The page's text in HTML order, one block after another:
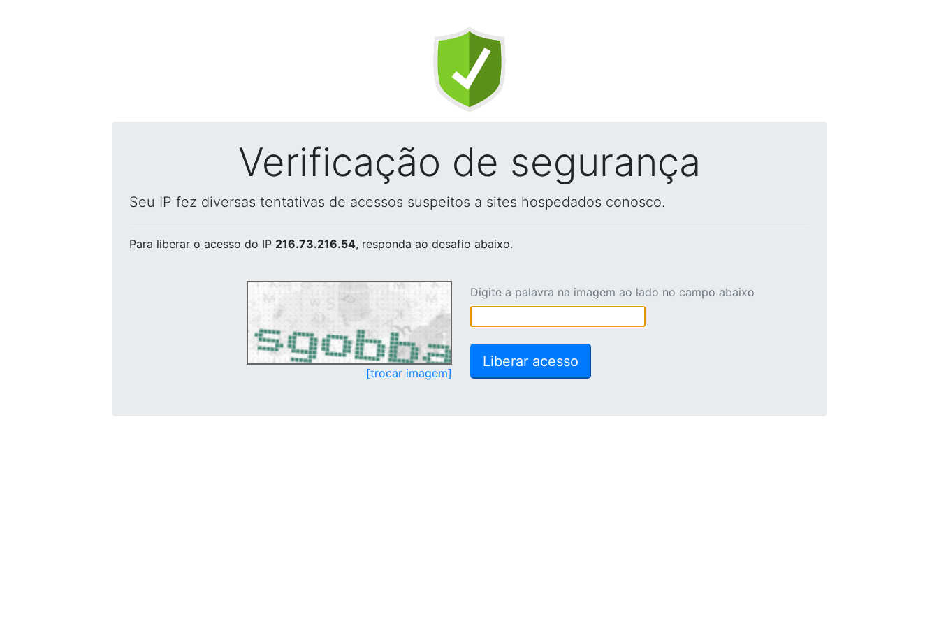
Verificação de segurança
Seu IP fez diversas tentativas de acessos suspeitos a sites hospedados conosco.
Para liberar o acesso do IP 216.73.216.54, responda ao desafio abaixo.
[trocar imagem]
Digite a palavra na imagem ao lado no campo abaixo